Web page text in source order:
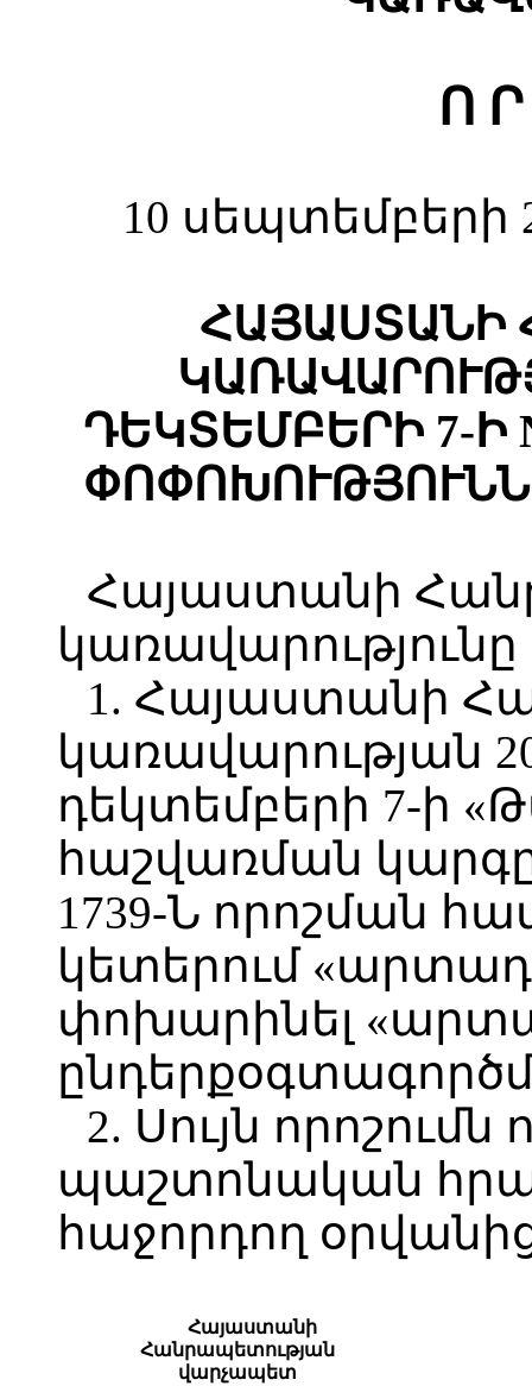
Ո
10 սեպտեմբերի
ՀԱՅԱՍՏԱՆԻ
ԴԵԿՏԵՄԲԵՐԻ 7-Ի
Հայաստանի
կառավարությունը
1. Հայաստանի
կառավարության
դեկտեմբերի 7-ի
հաշվառման
1739-Ն որոշման
կետերում
փոխարինել
2. Սույն որոշումն
պաշտոնական
հաջորդող
Հայաստանի
Հանրապետության
վարչապետ